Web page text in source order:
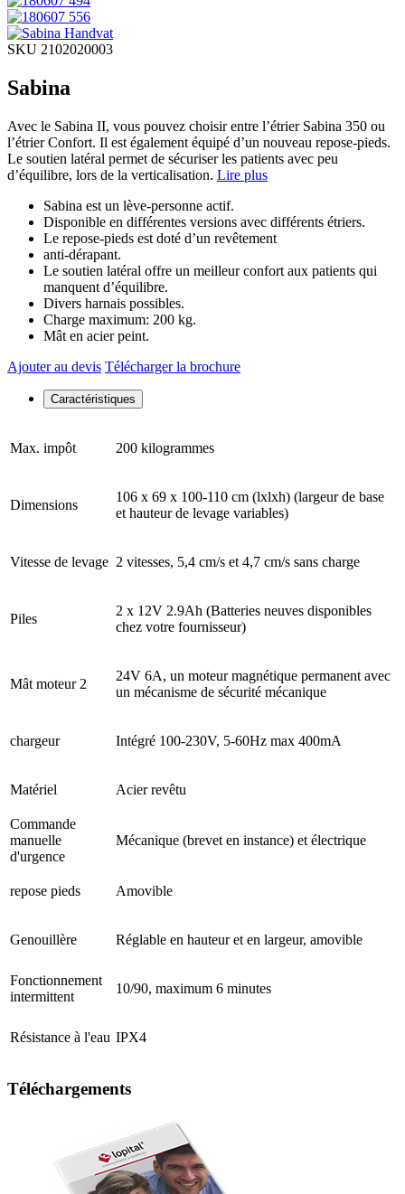
SKU 2102020003
Sabina
Avec le Sabina II, vous pouvez choisir entre l’étrier Sabina 350 ou
l’étrier Confort. Il est également équipé d’un nouveau repose-pieds.
Le soutien latéral permet de sécuriser les patients avec peu
d’équilibre, lors de la verticalisation. Lire plus
Sabina est un lève-personne actif.
Disponible en différentes versions avec différents étriers.
Le repose-pieds est doté d’un revêtement
anti-dérapant.
Le soutien latéral offre un meilleur confort aux patients qui
manquent d’équilibre.
Divers harnais possibles.
Charge maximum: 200 kg.
Mât en acier peint.
Ajouter au devis Télécharger la brochure
Caractéristiques
Max. impôt 200 kilogrammes
Dimensions
106 x 69 x 100-110 cm (lxlxh) (largeur de base
et hauteur de levage variables)
Vitesse de levage 2 vitesses, 5,4 cm/s et 4,7 cm/s sans charge
Piles
2 x 12V 2.9Ah (Batteries neuves disponibles
chez votre fournisseur)
Mât moteur 2
24V 6A, un moteur magnétique permanent avec
un mécanisme de sécurité mécanique
chargeur Intégré 100-230V, 5-60Hz max 400mA
Matériel Acier revêtu
Commande
manuelle
d'urgence
Mécanique (brevet en instance) et électrique
repose pieds Amovible
Genouillère Réglable en hauteur et en largeur, amovible
Fonctionnement
intermittent
10/90, maximum 6 minutes
Résistance à l'eau IPX4
Téléchargements